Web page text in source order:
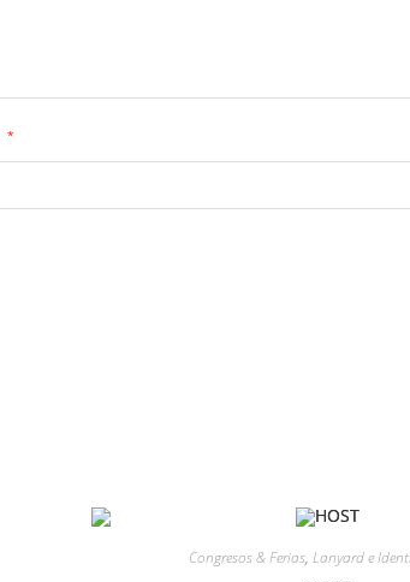
*
Congresos & Ferias, Lanyard e